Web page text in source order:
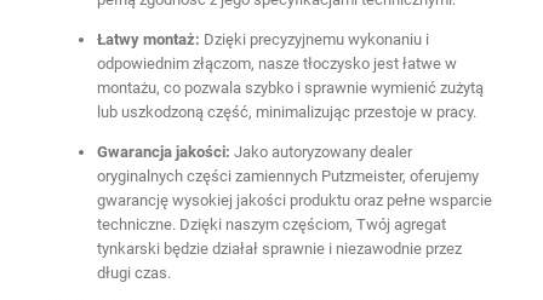
Łatwy montaż: Dzięki precyzyjnemu wykonaniu i
odpowiednim złączom, nasze tłoczysko jest łatwe w
montażu, co pozwala szybko i sprawnie wymienić zużytą
lub uszkodzoną część, minimalizując przestoje w pracy.
Gwarancja jakości: Jako autoryzowany dealer
oryginalnych części zamiennych Putzmeister, oferujemy
gwarancję wysokiej jakości produktu oraz pełne wsparcie
techniczne. Dzięki naszym częściom, Twój agregat
tynkarski będzie działał sprawnie i niezawodnie przez
długi czas.